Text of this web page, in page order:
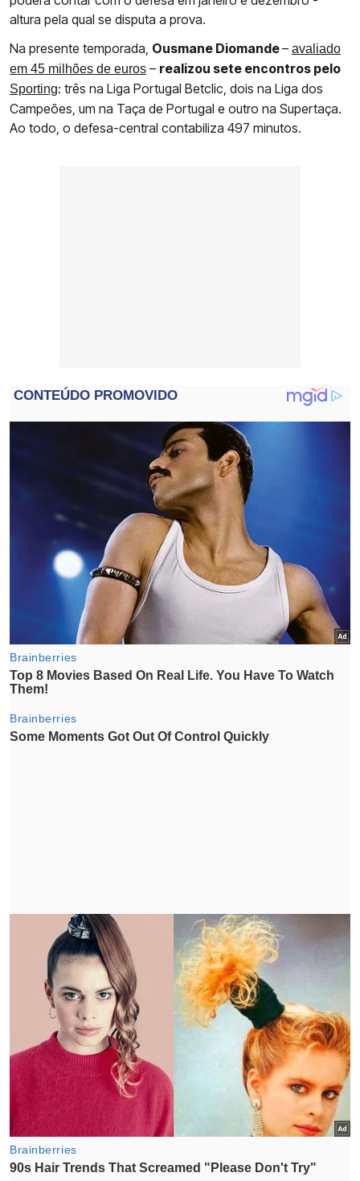
altura pela qual se disputa a prova.
Na presente temporada, Ousmane Diomande– avaliado
em 45 milhões de euros – realizou sete encontros pelo
Sporting: três na Liga Portugal Betclic, dois na Liga dos
Campeões, um na Taça de Portugal e outro na Supertaça.
Ao todo, o defesa-central contabiliza 497 minutos.